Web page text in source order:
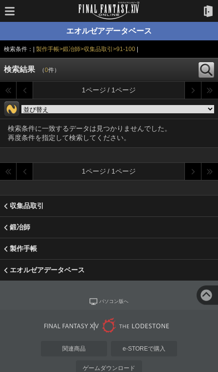
エオルゼアデータベース
検索条件：| 製作手帳>鍛冶師>収集品取引>91-100|
検索結果 （0件）
1ページ / 1ページ
検索条件に一致するデータは見つかりませんでした。
再度条件を指定して検索してください。
1ページ / 1ページ
収集品取引
鍛冶師
製作手帳
エオルゼアデータベース
パソコン版へ
関連商品 e-STOREで購入
ゲームダウンロード